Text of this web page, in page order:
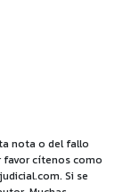
nota o del fallo
favor cítenos como
Si se